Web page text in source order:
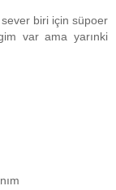
biri için süpoer
var ama yarınki